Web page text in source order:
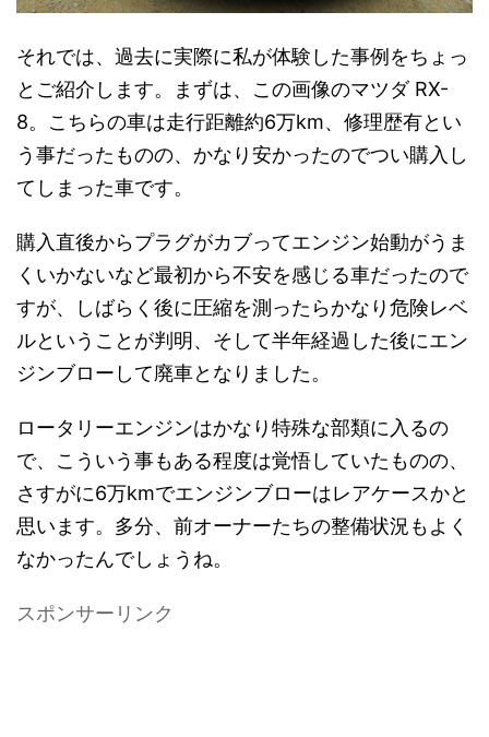
それでは、過去に実際に私が体験した事例をちょっ
とご紹介します。まずは、この画像のマツダ RX-
8。こちらの車は走行距離約6万km、修理歴有とい
う事だったものの、かなり安かったのでつい購入し
てしまった車です。
購入直後からプラグがカブってエンジン始動がうま
くいかないなど最初から不安を感じる車だったので
すが、しばらく後に圧縮を測ったらかなり危険レベ
ルということが判明、そして半年経過した後にエン
ジンブローして廃車となりました。
ロータリーエンジンはかなり特殊な部類に入るの
で、こういう事もある程度は覚悟していたものの、
さすがに6万kmでエンジンブローはレアケースかと
思います。多分、前オーナーたちの整備状況もよく
なかったんでしょうね。
スポンサーリンク